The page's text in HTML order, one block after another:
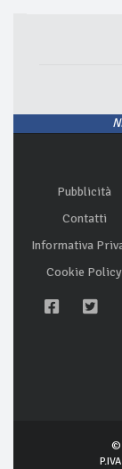
Pubblicità
Contatti
Informativa
Cookie Policy
©